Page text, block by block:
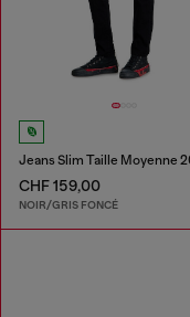
CHF 159,00
NOIR/GRIS FONCÉ